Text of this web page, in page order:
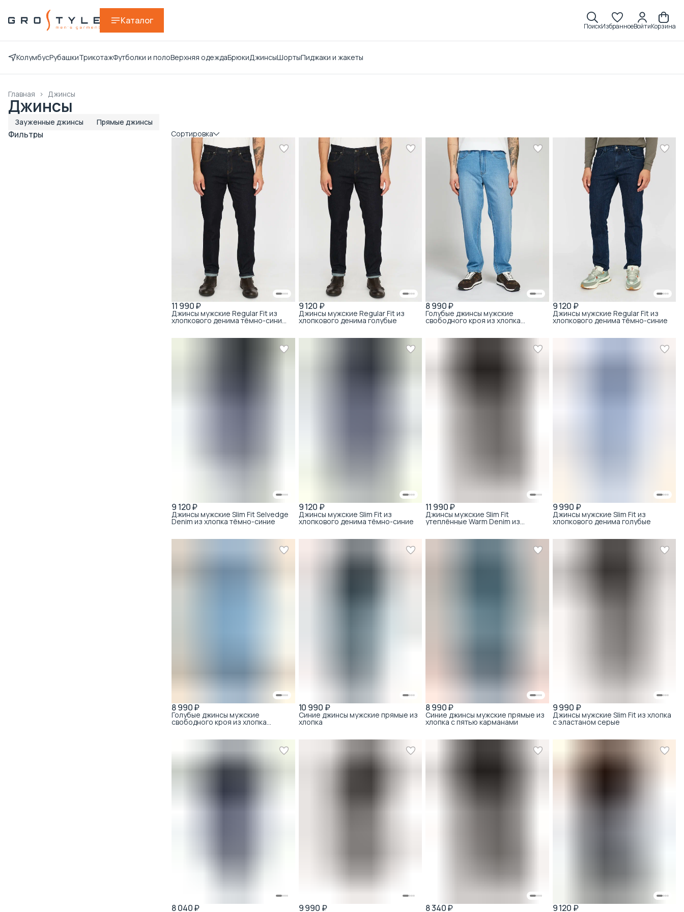
Каталог
ПоискИзбранноеВойтиКорзина
КолумбусРубашкиТрикотажФутболки и полоВерхняя одеждаБрюкиДжинсыШортыПиджаки и жакеты
Джинсы
Главная ›
Джинсы
Зауженные джинсы Прямые джинсы
Фильтры Сортировка
11 990 ₽
Джинсы мужские Regular Fit из
хлопкового денима тёмно-синие
9 120 ₽
Джинсы мужские Regular Fit из
хлопкового денима голубые
8 990 ₽
Голубые джинсы мужские
свободного кроя из хлопка
9 120 ₽
Джинсы мужские Regular Fit из
хлопкового денима тёмно-синие
9 120 ₽
Джинсы мужские Slim Fit Selvedge
Denim из хлопка тёмно-синие
9 120 ₽
Джинсы мужские Slim Fit из
хлопкового денима тёмно-синие
11 990 ₽
Джинсы мужские Slim Fit
утеплённые Warm Denim из
хлопка с модалом чёрные
9 990 ₽
Джинсы мужские Slim Fit из
хлопкового денима голубые
8 990 ₽
Голубые джинсы мужские
свободного кроя из хлопка
светлой стирки
10 990 ₽
Синие джинсы мужские прямые из
хлопка
8 990 ₽
Синие джинсы мужские прямые из
хлопка с пятью карманами
9 990 ₽
Джинсы мужские Slim Fit из хлопка
с эластаном серые
8 040 ₽ 9 990 ₽ 8 340 ₽ 9 120 ₽